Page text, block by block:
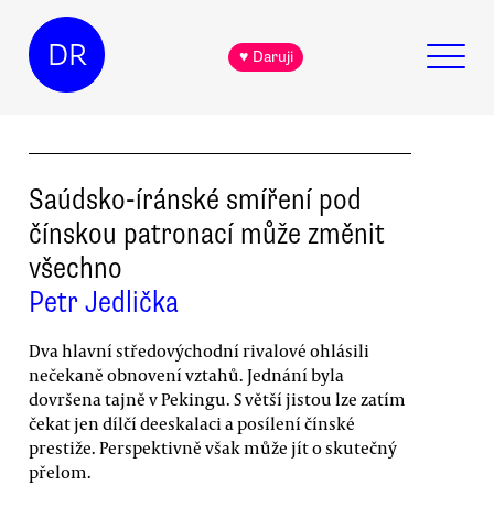
DR ♥ Daruji
Saúdsko-íránské smíření pod
čínskou patronací může změnit
všechno
Petr Jedlička
Dva hlavní středovýchodní rivalové ohlásili
nečekaně obnovení vztahů. Jednání byla
dovršena tajně v Pekingu. S větší jistou lze zatím
čekat jen dílčí deeskalaci a posílení čínské
prestiže. Perspektivně však může jít o skutečný
přelom.